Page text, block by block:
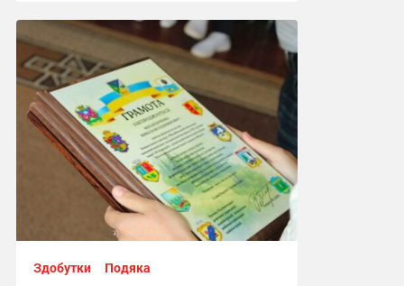
10:22, 24.07.2026
Здобутки Подяка